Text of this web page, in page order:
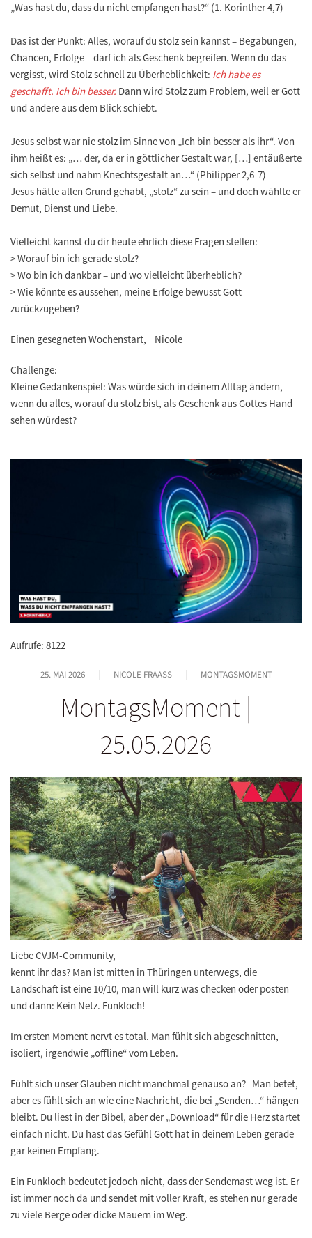
„Was hast du, dass du nicht empfangen hast?“ (1. Korinther 4,7)
Das ist der Punkt: Alles, worauf du stolz sein kannst – Begabungen,
Chancen, Erfolge – darf ich als Geschenk begreifen. Wenn du das
vergisst, wird Stolz schnell zu Überheblichkeit: Ich habe es
geschafft. Ich bin besser. Dann wird Stolz zum Problem, weil er Gott
und andere aus dem Blick schiebt.
Jesus selbst war nie stolz im Sinne von „Ich bin besser als ihr“. Von
ihm heißt es: „… der, da er in göttlicher Gestalt war, […] entäußerte
sich selbst und nahm Knechtsgestalt an…“ (Philipper 2,6-7)
Jesus hätte allen Grund gehabt, „stolz“ zu sein – und doch wählte er
Demut, Dienst und Liebe.
Vielleicht kannst du dir heute ehrlich diese Fragen stellen:
> Worauf bin ich gerade stolz?
> Wo bin ich dankbar – und wo vielleicht überheblich?
> Wie könnte es aussehen, meine Erfolge bewusst Gott
zurückzugeben?
Einen gesegneten Wochenstart, Nicole
Challenge:
Kleine Gedankenspiel: Was würde sich in deinem Alltag ändern,
wenn du alles, worauf du stolz bist, als Geschenk aus Gottes Hand
sehen würdest?
Aufrufe: 8122
25. MAI 2026 NICOLE FRAASS MONTAGSMOMENT
MontagsMoment |
25.05.2026
Liebe CVJM-Community,
kennt ihr das? Man ist mitten in Thüringen unterwegs, die
Landschaft ist eine 10/10, man will kurz was checken oder posten
und dann: Kein Netz. Funkloch!
Im ersten Moment nervt es total. Man fühlt sich abgeschnitten,
isoliert, irgendwie „offline“ vom Leben.
Fühlt sich unser Glauben nicht manchmal genauso an? Man betet,
aber es fühlt sich an wie eine Nachricht, die bei „Senden…“ hängen
bleibt. Du liest in der Bibel, aber der „Download“ für die Herz startet
einfach nicht. Du hast das Gefühl Gott hat in deinem Leben gerade
gar keinen Empfang.
Ein Funkloch bedeutet jedoch nicht, dass der Sendemast weg ist. Er
ist immer noch da und sendet mit voller Kraft, es stehen nur gerade
zu viele Berge oder dicke Mauern im Weg.